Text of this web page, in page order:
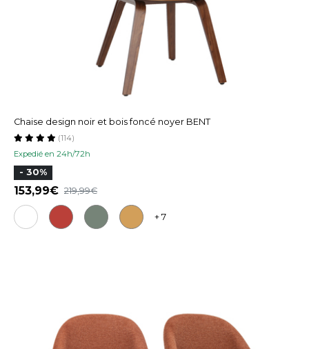
Chaise design noir et bois foncé noyer BENT
Expedié en 24h/72h
(114)
- 30%
153,99 219,99
+ 7